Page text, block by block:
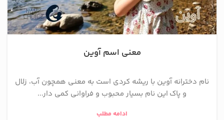
معنی اسم آوین
نام دخترانه آوین با ریشه کردی است به معنی همچون آب، زلال
و پاک این نام بسیار محبوب و فراوانی کمی دار...
ادامه مطلب